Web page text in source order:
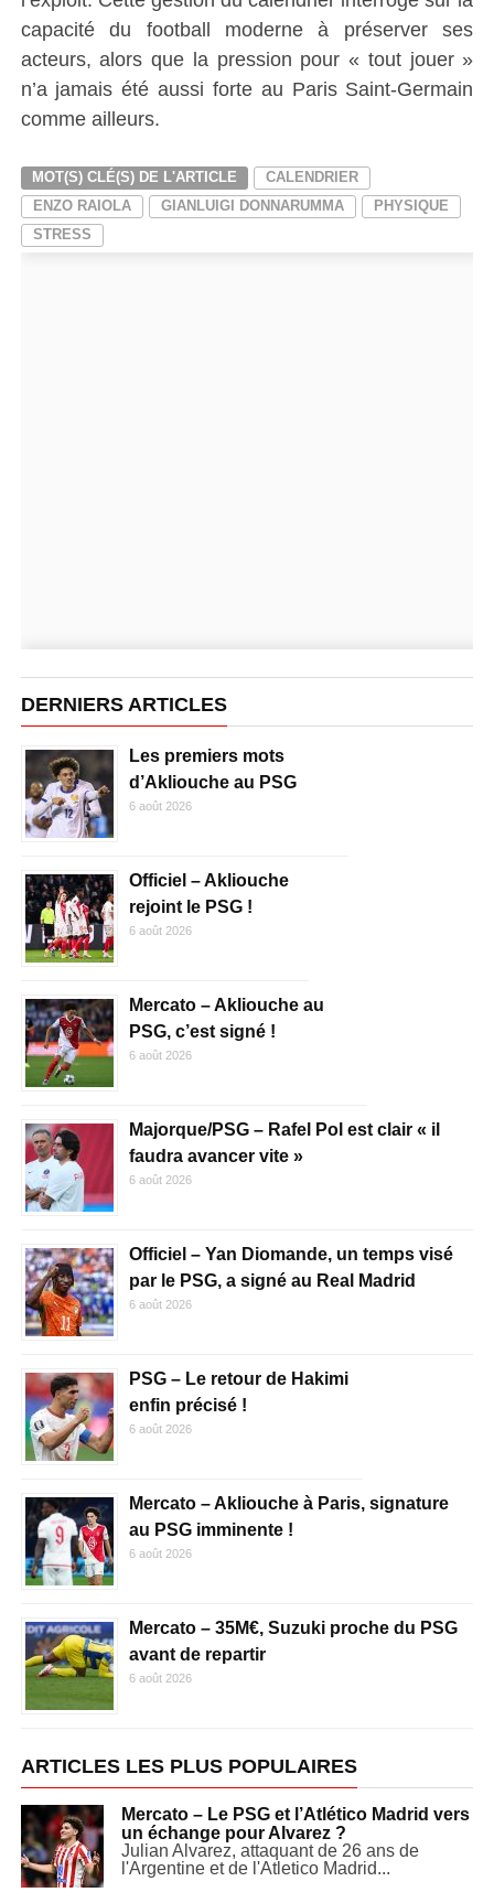
capacité du football moderne à préserver ses
acteurs, alors que la pression pour « tout jouer »
n’a jamais été aussi forte au Paris Saint-Germain
comme ailleurs.
MOT(S) CLÉ(S) DE L'ARTICLE
CALENDRIER
ENZO RAIOLA
GIANLUIGI DONNARUMMA
PHYSIQUE
STRESS
DERNIERS ARTICLES
Les premiers mots
d’Akliouche au PSG
6 août 2026
Officiel – Akliouche
rejoint le PSG !
6 août 2026
Mercato – Akliouche au
PSG, c’est signé !
6 août 2026
Majorque/PSG – Rafel Pol est clair « il
faudra avancer vite »
6 août 2026
Officiel – Yan Diomande, un temps visé
par le PSG, a signé au Real Madrid
6 août 2026
PSG – Le retour de Hakimi
enfin précisé !
6 août 2026
Mercato – Akliouche à Paris, signature
au PSG imminente !
6 août 2026
Mercato – 35M€, Suzuki proche du PSG
avant de repartir
6 août 2026
ARTICLES LES PLUS POPULAIRES
Mercato – Le PSG et l’Atlético Madrid vers
un échange pour Alvarez ?
Julian Alvarez, attaquant de 26 ans de
l'Argentine et de l'Atletico Madrid...